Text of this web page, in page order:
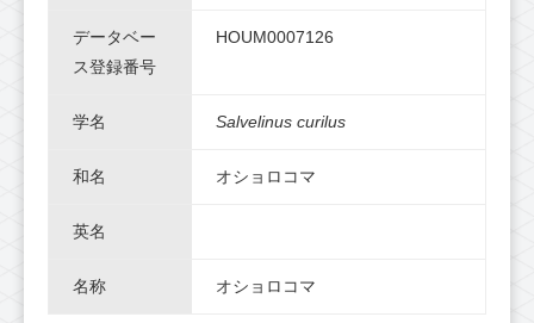
データベー
ス登録番号
HOUM0007126
学名 Salvelinus curilus
和名 オショロコマ
英名
名称 オショロコマ